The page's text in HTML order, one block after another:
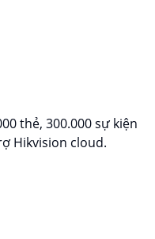
thẻ, 300.000 sự kiện
Hikvision cloud.